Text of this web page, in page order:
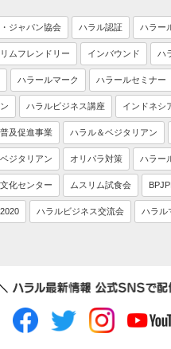
ジャパン協会 ハラル認証 ハラー
ムフレンドリー インバウンド ハ
ハラールマーク ハラールセミナー
ハラルビジネス講座 インドネシ
及促進事業 ハラル＆ベジタリアン
ベジタリアン オリパラ対策 ハラー
化センター ムスリム試食会
ハラルビジネス交流会 ハラル